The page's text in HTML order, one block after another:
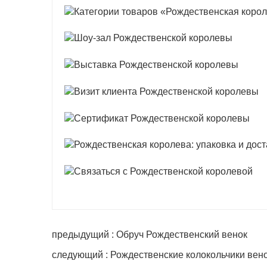
предыдущий : Обруч Рождественский венок
следующий : Рождественские колокольчики